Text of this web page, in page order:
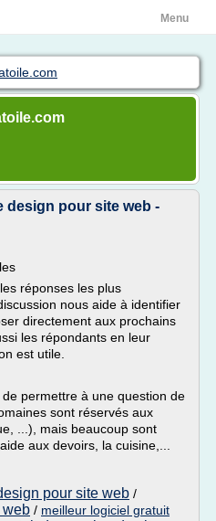
Menu
design pour site web -
réponses les plus
nous aide à identifier
directement aux prochains
les répondants en leur
est utile.
permettre à une question de
sont réservés aux
...), mais beaucoup sont
aux devoirs, la cuisine,...
pour site web /
web / meilleur logiciel gratuit